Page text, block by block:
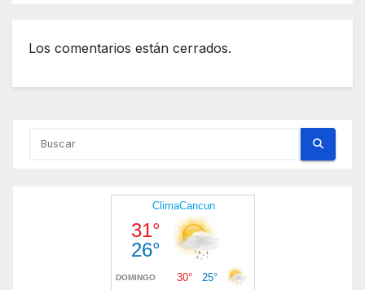
Los comentarios están cerrados.